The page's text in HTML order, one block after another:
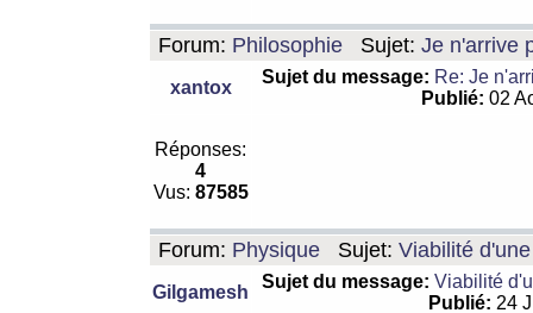
Forum: Philosophie Sujet: Je n'arrive
xantox
Sujet du message: Re: Je
Publié: 02
Réponses:
4
Vus: 87585
Forum: Physique Sujet: Viabilité
Gilgamesh
Sujet du message: Viabilité
Publié: 24